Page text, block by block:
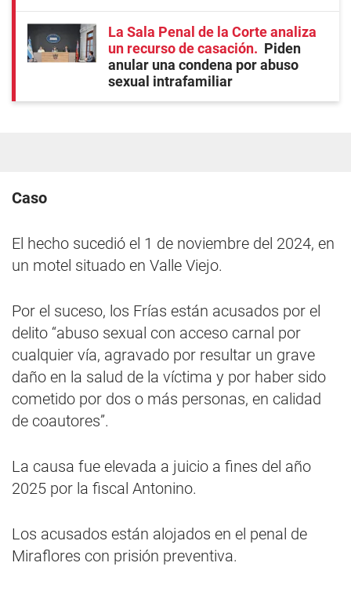
La Sala Penal de la Corte analiza
un recurso de casación
Piden
anular una condena por abuso
sexual intrafamiliar
Caso
El hecho sucedió el 1 de noviembre del 2024, en
un motel situado en Valle Viejo.
Por el suceso, los Frías están acusados por el
delito “abuso sexual con acceso carnal por
cualquier vía, agravado por resultar un grave
daño en la salud de la víctima y por haber sido
cometido por dos o más personas, en calidad
de coautores”.
La causa fue elevada a juicio a fines del año
2025 por la fiscal Antonino.
Los acusados están alojados en el penal de
Miraflores con prisión preventiva.